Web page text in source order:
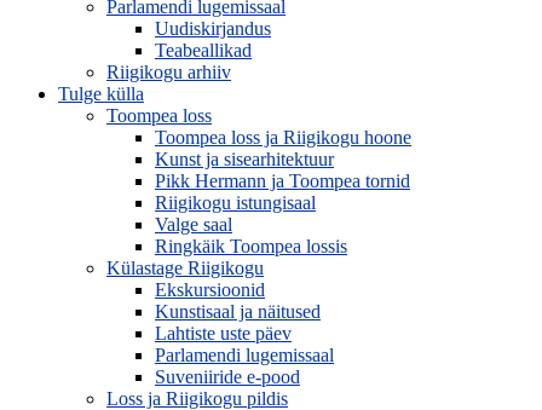
Parlamendi lugemissaal
Uudiskirjandus
Teabeallikad
Riigikogu arhiiv
Tulge külla
Toompea loss
Toompea loss ja Riigikogu hoone
Kunst ja sisearhitektuur
Pikk Hermann ja Toompea tornid
Riigikogu istungisaal
Valge saal
Ringkäik Toompea lossis
Külastage Riigikogu
Ekskursioonid
Kunstisaal ja näitused
Lahtiste uste päev
Parlamendi lugemissaal
Suveniiride e-pood
Loss ja Riigikogu pildis